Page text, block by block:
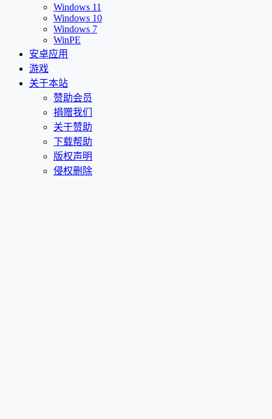
Windows 11
Windows 10
Windows 7
WinPE
安卓应用
游戏
关于本站
赞助会员
捐赠我们
关于赞助
下载帮助
版权声明
侵权删除